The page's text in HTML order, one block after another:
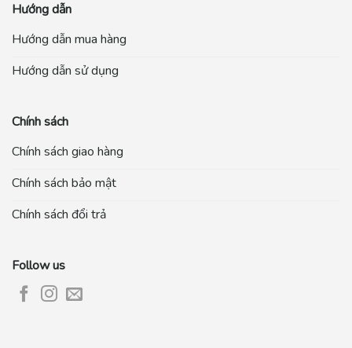
Hướng dẫn
Hướng dẫn mua hàng
Hướng dẫn sử dụng
Chính sách
Chính sách giao hàng
Chính sách bảo mật
Chính sách đổi trả
Follow us